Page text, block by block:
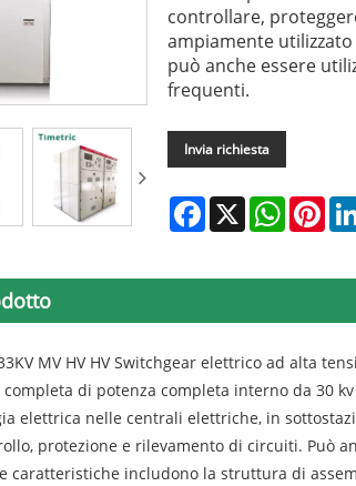
controllare,
ampiamente
può anche essere
frequenti.
Invia richiesta
Facebook
X WhatsApp
MV HV HV Switchgear elettrico ad alta
di potenza completa interno da 30
elettrica nelle centrali elettriche, in
protezione e rilevamento di circuiti. Può
caratteristiche includono la struttura di